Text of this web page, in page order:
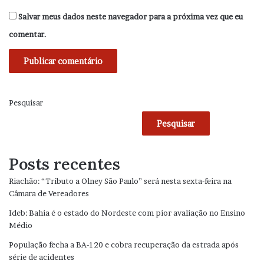
Salvar meus dados neste navegador para a próxima vez que eu
comentar.
Pesquisar
Pesquisar
Posts recentes
Riachão: “Tributo a Olney São Paulo” será nesta sexta-feira na
Câmara de Vereadores
Ideb: Bahia é o estado do Nordeste com pior avaliação no Ensino
Médio
População fecha a BA-120 e cobra recuperação da estrada após
série de acidentes